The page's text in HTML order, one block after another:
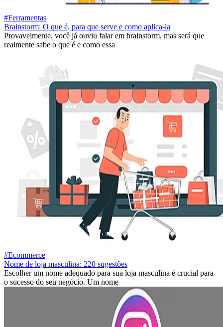
#Ferramentas
Brainstorm: O que é, para que serve e como aplica-la
Provavelmente, você já ouviu falar em brainstorm, mas será que
realmente sabe o que é e como essa
#Ecommerce
Nome de loja masculina: 220 sugestões
Escolher um nome adequado para sua loja masculina é crucial para
o sucesso do seu negócio. Um nome